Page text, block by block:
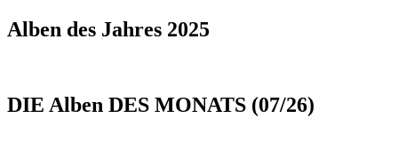
Alben des Jahres 2025
DIE Alben DES MONATS (07/26)